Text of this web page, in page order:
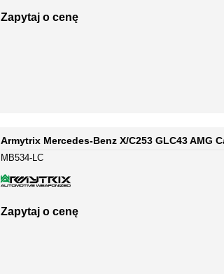
Zapytaj o cenę
Armytrix Mercedes-Benz X/C253 GLC43 AMG
MB534-LC
Zapytaj o cenę